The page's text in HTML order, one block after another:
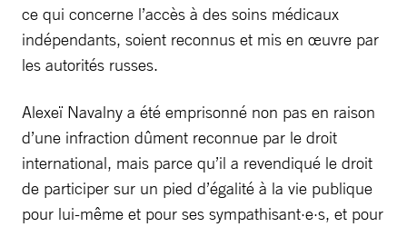
ce qui concerne l’accès à des soins médicaux
indépendants, soient reconnus et mis en œuvre par
les autorités russes.
Alexeï Navalny a été emprisonné non pas en raison
d’une infraction dûment reconnue par le droit
international, mais parce qu’il a revendiqué le droit
de participer sur un pied d’égalité à la vie publique
pour lui-même et pour ses sympathisant·e·s, et pour